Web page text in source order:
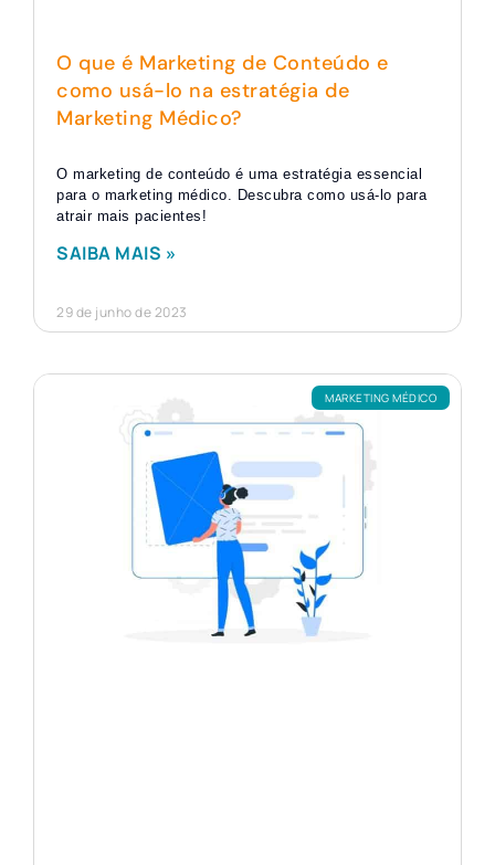
O que é Marketing de Conteúdo e
como usá-lo na estratégia de
Marketing Médico?
O marketing de conteúdo é uma estratégia essencial
para o marketing médico. Descubra como usá-lo para
atrair mais pacientes!
SAIBA MAIS »
29 de junho de 2023
MARKETING MÉDICO